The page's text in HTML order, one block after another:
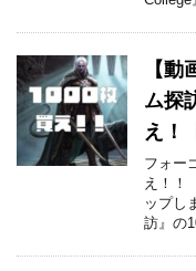
【
ム探
え！
フォー
え！！
ップし
訪』の